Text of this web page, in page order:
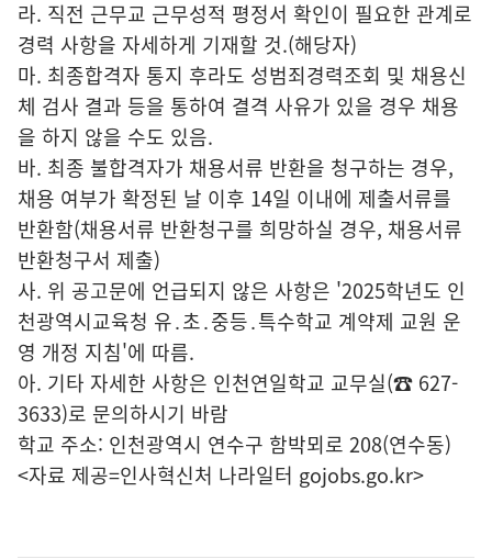
라. 직전 근무교 근무성적 평정서 확인이 필요한 관계로
경력 사항을 자세하게 기재할 것.(해당자)
마. 최종합격자 통지 후라도 성범죄경력조회 및 채용신
체 검사 결과 등을 통하여 결격 사유가 있을 경우 채용
을 하지 않을 수도 있음.
바. 최종 불합격자가 채용서류 반환을 청구하는 경우,
채용 여부가 확정된 날 이후 14일 이내에 제출서류를
반환함(채용서류 반환청구를 희망하실 경우, 채용서류
반환청구서 제출)
사. 위 공고문에 언급되지 않은 사항은 '2025학년도 인
천광역시교육청 유․초․중등․특수학교 계약제 교원 운
영 개정 지침'에 따름.
아. 기타 자세한 사항은 인천연일학교 교무실(☎ 627-
3633)로 문의하시기 바람
학교 주소: 인천광역시 연수구 함박뫼로 208(연수동)
<자료 제공=인사혁신처 나라일터 gojobs.go.kr>